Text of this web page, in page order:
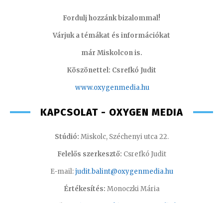
Fordulj hozzánk bizalommal!
Várjuk a témákat és információkat
már Miskolcon is.
Köszönettel: Csrefkó Judit
www.oxygenmedia.hu
KAPCSOLAT - OXYGEN MEDIA
Stúdió: Miskolc, Széchenyi utca 22.
Felelős szerkesztő: Csrefkó Judit
E-mail:judit.balint@oxygenmedia.hu
Értékesítés: Monoczki Mária